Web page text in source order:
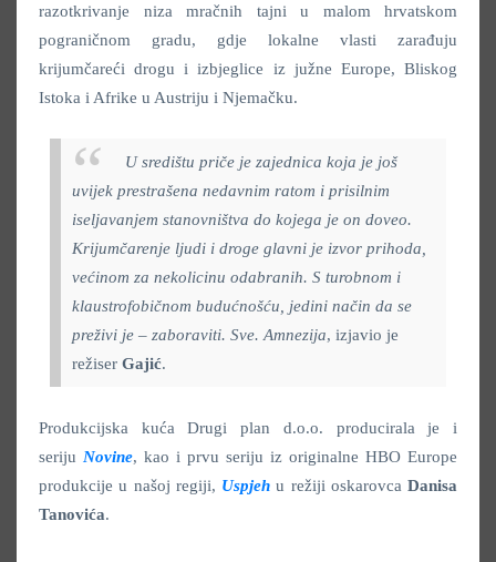
razotkrivanje niza mračnih tajni u malom hrvatskom
pograničnom gradu, gdje lokalne vlasti zarađuju
krijumčareći drogu i izbjeglice iz južne Europe, Bliskog
Istoka i Afrike u Austriju i Njemačku.
U središtu priče je zajednica koja je još
uvijek prestrašena nedavnim ratom i prisilnim
iseljavanjem stanovništva do kojega je on doveo.
Krijumčarenje ljudi i droge glavni je izvor prihoda,
većinom za nekolicinu odabranih. S turobnom i
klaustrofobičnom budućnošću, jedini način da se
preživi je – zaboraviti. Sve. Amnezija, izjavio je
režiser Gajić.
Produkcijska kuća Drugi plan d.o.o. producirala je i
seriju Novine, kao i prvu seriju iz originalne HBO Europe
produkcije u našoj regiji, Uspjeh u režiji oskarovca Danisa
Tanovića.